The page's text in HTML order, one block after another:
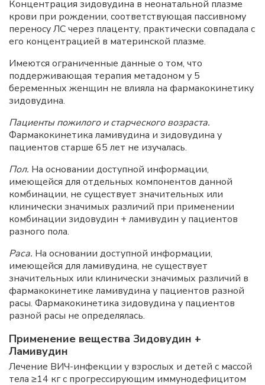
Концентрация зидовудина в неонатальной плазме
крови при рождении, соответствующая пассивному
переносу ЛС через плаценту, практически совпадала с
его концентрацией в материнской плазме.
Имеются ограниченные данные о том, что
поддерживающая терапия метадоном у 5
беременных женщин не влияла на фармакокинетику
зидовудина.
Пациенты пожилого и старческого возраста.
Фармакокинетика ламивудина и зидовудина у
пациентов старше 65 лет не изучалась.
Пол. На основании доступной информации,
имеющейся для отдельных компонентов данной
комбинации, не существует значительных или
клинически значимых различий при применении
комбинации зидовудин + ламивудин у пациентов
разного пола.
Раса. На основании доступной информации,
имеющейся для ламивудина, не существует
значительных или клинически значимых различий в
фармакокинетике ламивудина у пациентов разной
расы. Фармакокинетика зидовудина у пациентов
разной расы не определялась.
Применение вещества Зидовудин +
Ламивудин
Лечение ВИЧ-инфекции у взрослых и детей с массой
тела ≥14 кг с прогрессирующим иммунодефицитом